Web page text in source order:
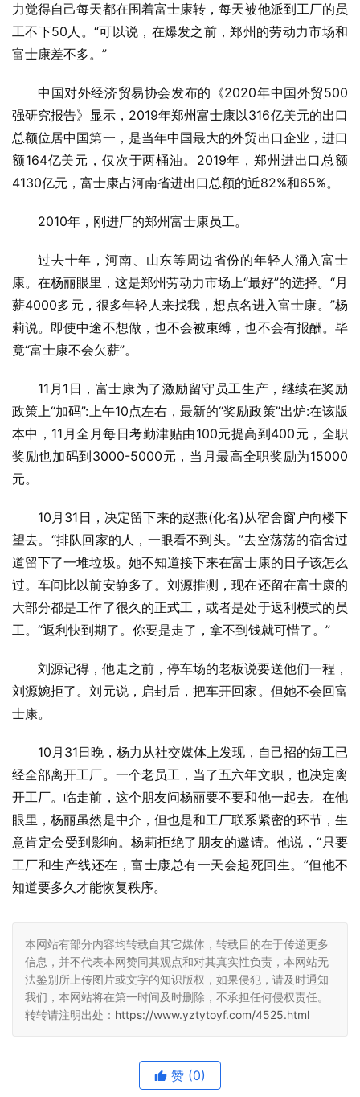
力觉得自己每天都在围着富士康转，每天被他派到工厂的员
工不下50人。“可以说，在爆发之前，郑州的劳动力市场和
富士康差不多。”
中国对外经济贸易协会发布的《2020年中国外贸500
强研究报告》显示，2019年郑州富士康以316亿美元的出口
总额位居中国第一，是当年中国最大的外贸出口企业，进口
额164亿美元，仅次于两桶油。2019年，郑州进出口总额
4130亿元，富士康占河南省进出口总额的近82%和65%。
2010年，刚进厂的郑州富士康员工。
过去十年，河南、山东等周边省份的年轻人涌入富士
康。在杨丽眼里，这是郑州劳动力市场上“最好”的选择。“月
薪4000多元，很多年轻人来找我，想点名进入富士康。”杨
莉说。即使中途不想做，也不会被束缚，也不会有报酬。毕
竟“富士康不会欠薪”。
11月1日，富士康为了激励留守员工生产，继续在奖励
政策上“加码”:上午10点左右，最新的“奖励政策”出炉:在该版
本中，11月全月每日考勤津贴由100元提高到400元，全职
奖励也加码到3000-5000元，当月最高全职奖励为15000
元。
10月31日，决定留下来的赵燕(化名)从宿舍窗户向楼下
望去。“排队回家的人，一眼看不到头。”去空荡荡的宿舍过
道留下了一堆垃圾。她不知道接下来在富士康的日子该怎么
过。车间比以前安静多了。刘源推测，现在还留在富士康的
大部分都是工作了很久的正式工，或者是处于返利模式的员
工。“返利快到期了。你要是走了，拿不到钱就可惜了。”
刘源记得，他走之前，停车场的老板说要送他们一程，
刘源婉拒了。刘元说，启封后，把车开回家。但她不会回富
士康。
10月31日晚，杨力从社交媒体上发现，自己招的短工已
经全部离开工厂。一个老员工，当了五六年文职，也决定离
开工厂。临走前，这个朋友问杨丽要不要和他一起去。在他
眼里，杨丽虽然是中介，但也是和工厂联系紧密的环节，生
意肯定会受到影响。杨莉拒绝了朋友的邀请。他说，“只要
工厂和生产线还在，富士康总有一天会起死回生。”但他不
知道要多久才能恢复秩序。
本网站有部分内容均转载自其它媒体，转载目的在于传递更多
信息，并不代表本网赞同其观点和对其真实性负责，本网站无
法鉴别所上传图片或文字的知识版权，如果侵犯，请及时通知
我们，本网站将在第一时间及时删除，不承担任何侵权责任。
转转请注明出处： https://www.yztytoyf.com/4525.html
赞 (0)